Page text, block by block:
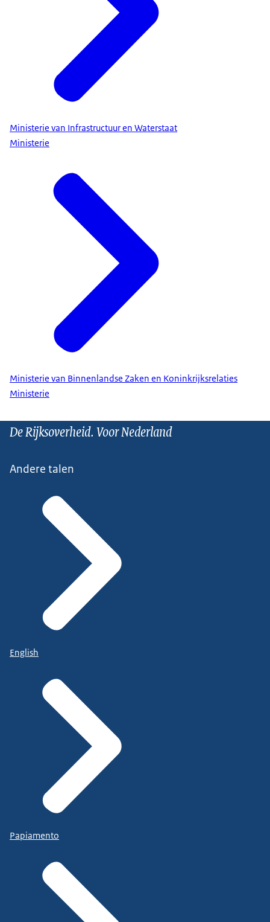
Ministerie van Infrastructuur en Waterstaat
Ministerie
Ministerie van Binnenlandse Zaken en Koninkrijksrelaties
Ministerie
De Rijksoverheid. Voor Nederland
Andere talen
English
Papiamento